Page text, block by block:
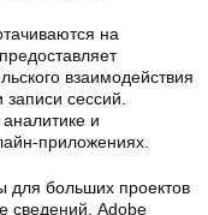
на
взаимодействия
сессий.
и
приложениях.
для больших проектов
сведений. Adobe